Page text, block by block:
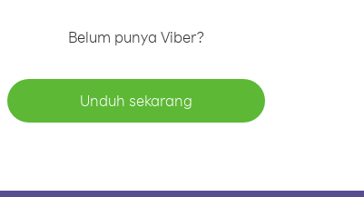
Belum punya Viber?
Unduh sekarang